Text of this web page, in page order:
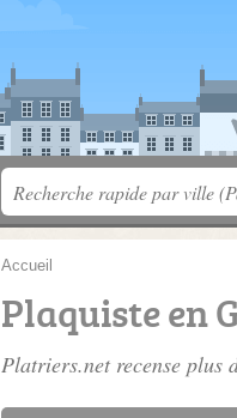
Accueil
Plaquiste en
Platriers.net recense plus